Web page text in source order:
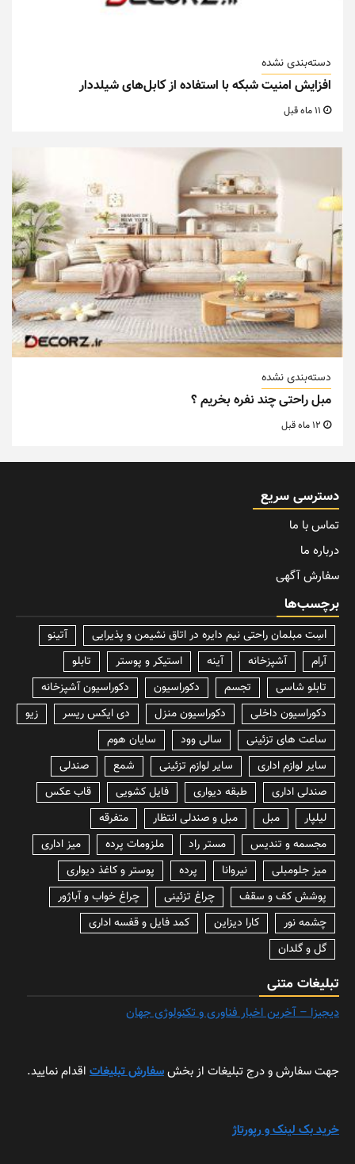
دسته‌بندی نشده
افزایش امنیت شبکه با استفاده از کابل‌های شیلددار
دسته‌بندی نشده
مبل راحتی چند نفره بخریم ؟
دسترسی سریع
تماس با ما
درباره ما
سفارش آگهی
برچسب‌ها
lسِت مبلمان راحتی نیم دایره در اتاق نشیمن و پذیرایی
آتینو
آرام
آشپزخانه آینه استیکر و پوستر
تابلو
تابلو شاسی
تجسم دکوراسیون
دکوراسیون آشپزخانه
دکوراسیون داخلی
دکوراسیون منزل دی ایکس ریسر
زیو
ساعت های تزئینی
سالی وود
سایان هوم
سایر لوازم اداری
سایر لوازم تزئینی شمع
صندلی
صندلی اداری
طبقه دیواری فایل کشویی
قاب عکس
لیلپار
مبل مبل و صندلی انتظار
متفرقه
مجسمه و تندیس
مستر راد ملزومات پرده
میز اداری
میز جلومبلی
نیروانا پرده
پوستر و کاغذ دیواری
پوشش کف و سقف
چراغ تزئینی
چراغ خواب و آباژور
چشمه نور
کارا دیزاین
کمد فایل و قفسه اداری
گل و گلدان
تبلیغات متنی
دیجیزا – آخرین اخبار فناوری و تکنولوژی جهان
جهت سفارش و درج تبلیغات از بخشسفارش تبلیغات اقدام نمایید.
خرید بک لینک و رپورتاژ